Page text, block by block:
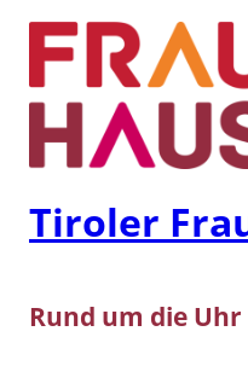
Zum
Inhalt
Tiroler
Rund um die